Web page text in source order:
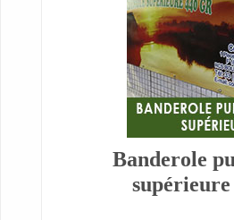
Banderole